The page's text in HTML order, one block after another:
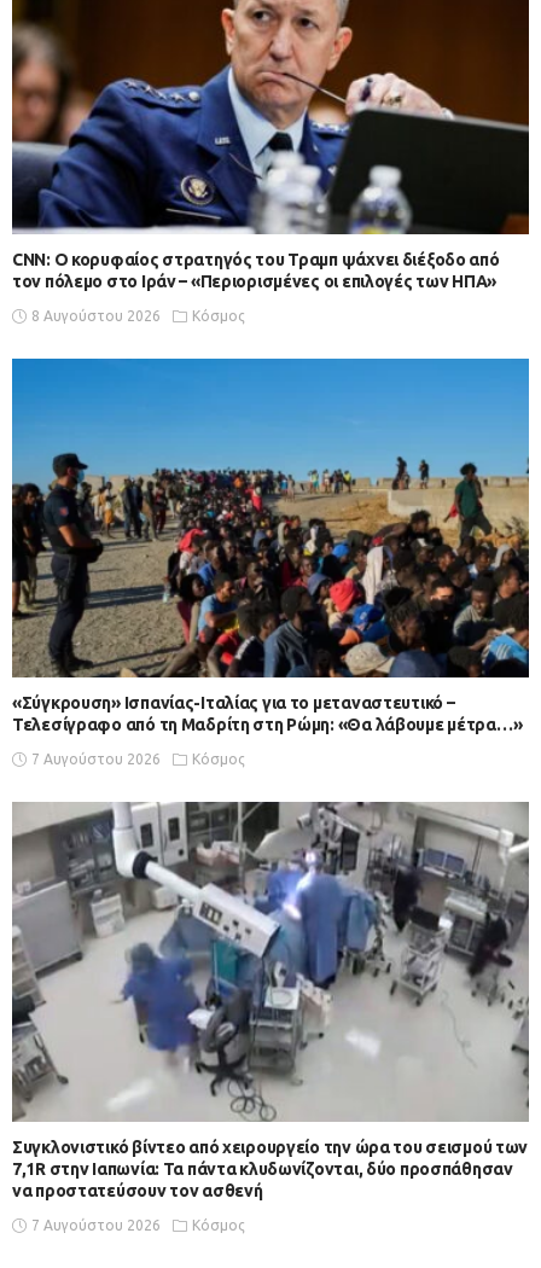
CNN: Ο κορυφαίος στρατηγός του Τραμπ ψάχνει διέξοδο από
τον πόλεμο στο Ιράν – «Περιορισμένες οι επιλογές των ΗΠΑ»
8 Αυγούστου 2026 Κόσμος
«Σύγκρουση» Ισπανίας-Ιταλίας για το μεταναστευτικό –
Τελεσίγραφο από τη Μαδρίτη στη Ρώμη: «Θα λάβουμε μέτρα…»
7 Αυγούστου 2026 Κόσμος
Συγκλονιστικό βίντεο από χειρουργείο την ώρα του σεισμού των
7,1R στην Ιαπωνία: Τα πάντα κλυδωνίζονται, δύο προσπάθησαν
να προστατεύσουν τον ασθενή
7 Αυγούστου 2026 Κόσμος